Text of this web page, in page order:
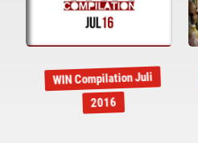
WIN Compilation Juli
2016